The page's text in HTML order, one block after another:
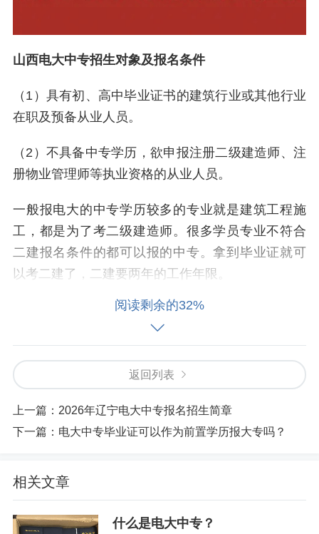
山西电大中专招生对象及报名条件
（1）具有初、高中毕业证书的建筑行业或其他行业
在职及预备从业人员。
（2）不具备中专学历，欲申报注册二级建造师、注
册物业管理师等执业资格的从业人员。
一般报电大的中专学历较多的专业就是建筑工程施
工，都是为了考二级建造师。很多学员专业不符合
二建报名条件的都可以报的中专。拿到毕业证就可
以考二建了，二建要两年的工作年限。
阅读剩余的32%
返回列表
上一篇： 2026年辽宁电大中专报名招生简章
下一篇： 电大中专毕业证可以作为前置学历报大专吗？
相关文章
什么是电大中专？